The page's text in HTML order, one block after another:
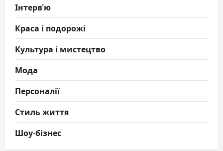
Інтерв'ю
Краса і подорожі
Культура і мистецтво
Мода
Персоналії
Стиль життя
Шоу-бізнес